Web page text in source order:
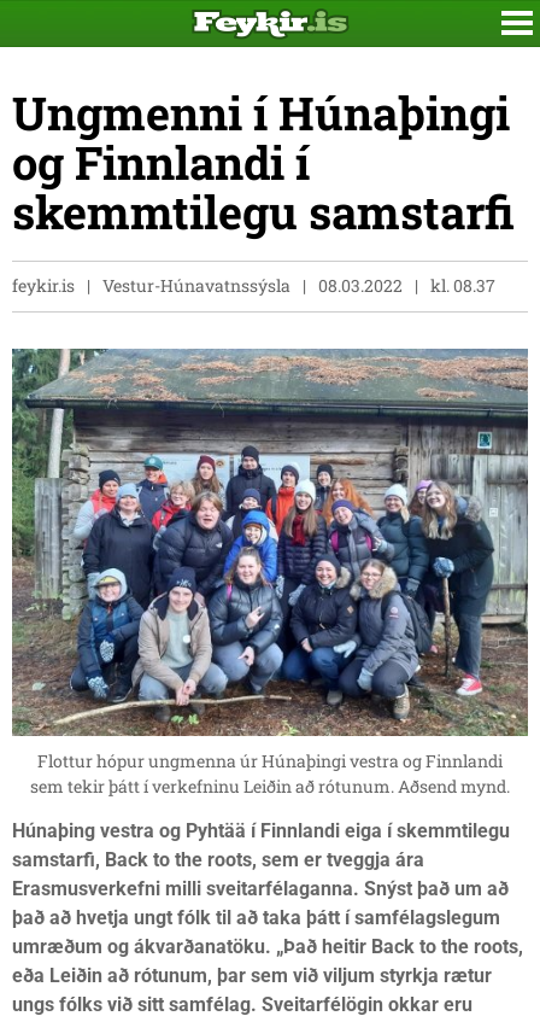
Ungmenni í Húnaþingi
og Finnlandi í
skemmtilegu samstarfi
feykir.is Vestur-Húnavatnssýsla 08.03.2022 kl. 08.37
Flottur hópur ungmenna úr Húnaþingi vestra og Finnlandi
sem tekir þátt í verkefninu Leiðin að rótunum. Aðsend mynd.
Húnaþing vestra og Pyhtää í Finnlandi eiga í skemmtilegu
samstarfi, Back to the roots, sem er tveggja ára
Erasmusverkefni milli sveitarfélaganna. Snýst það um að
það að hvetja ungt fólk til að taka þátt í samfélagslegum
umræðum og ákvarðanatöku. „Það heitir Back to the roots,
eða Leiðin að rótunum, þar sem við viljum styrkja rætur
ungs fólks við sitt samfélag. Sveitarfélögin okkar eru